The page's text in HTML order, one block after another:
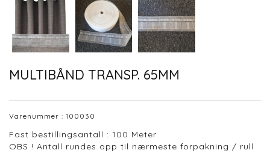
MULTIBÅND TRANSP. 65MM
Varenummer : 100030
Fast bestillingsantall : 100 Meter
OBS ! Antall rundes opp til nærmeste forpakning / rull